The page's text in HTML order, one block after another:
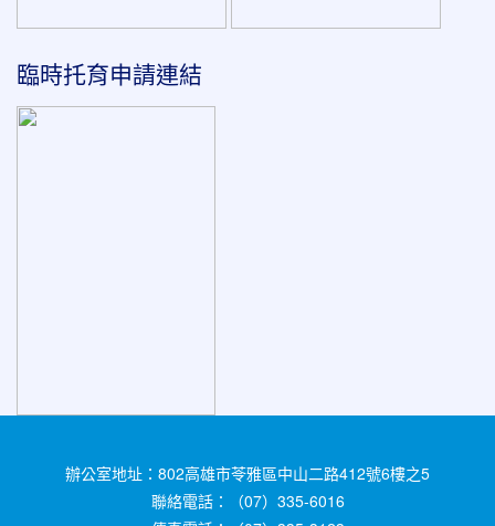
臨時托育申請連結
辦公室地址：802高雄市苓雅區中山二路412號6樓之5
聯絡電話：（07）335-6016